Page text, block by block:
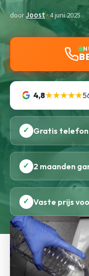
doorJoost· 4 juni 2025
4,8★★★★★
✓ Gratis
✓ 2 maanden
✓ Vaste prijs